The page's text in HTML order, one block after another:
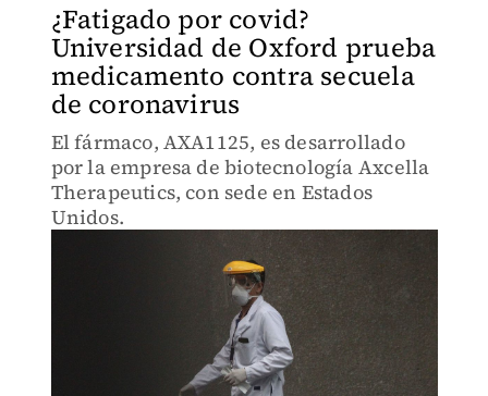
¿Fatigado por covid?
Universidad de Oxford prueba
medicamento contra secuela
de coronavirus
El fármaco, AXA1125, es desarrollado
por la empresa de biotecnología Axcella
Therapeutics, con sede en Estados
Unidos.